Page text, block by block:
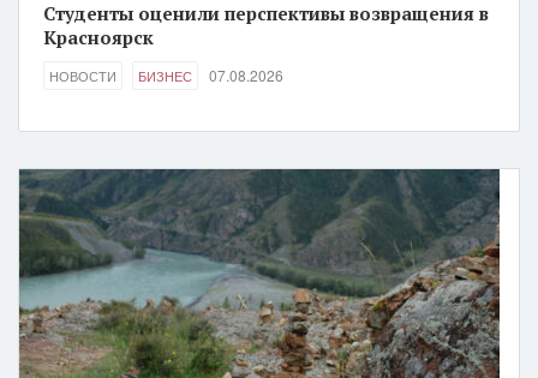
Студенты оценили перспективы возвращения в
Красноярск
НОВОСТИ БИЗНЕС 07.08.2026